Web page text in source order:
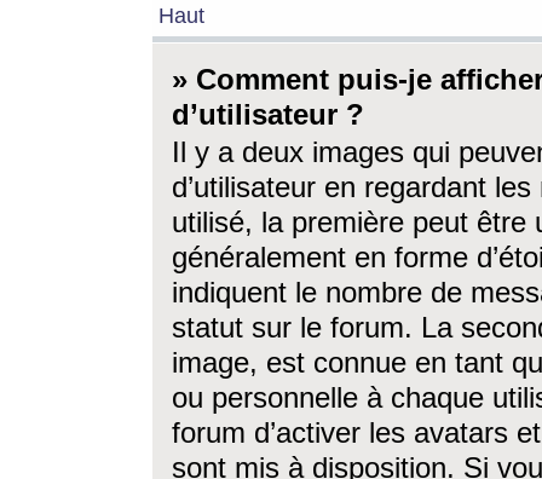
Haut
» Comment puis-je
d’utilisateur ?
Il y a deux images qui
d’utilisateur en regardant
utilisé, la première peut être
généralement en forme
indiquent le nombre de
statut sur le forum. La
image, est connue en tant
ou personnelle à chaque
forum d’activer les avatars
sont mis à disposition. Si